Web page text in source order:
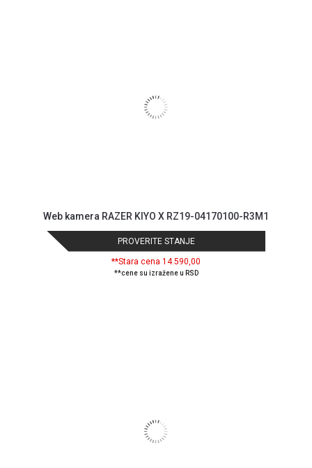
Web kamera RAZER KIYO X RZ19-04170100-R3M1
PROVERITE STANJE
**Stara cena 14.590,00
**cene su izražene u RSD